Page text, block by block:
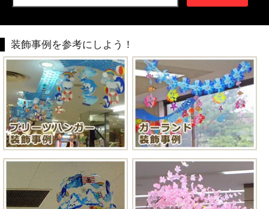
装飾事例を参考にしよう！